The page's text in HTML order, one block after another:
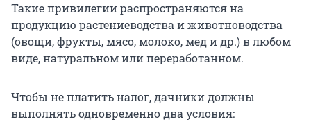
Такие привилегии распространяются на
продукцию растениеводства и животноводства
(овощи, фрукты, мясо, молоко, мед и др.) в любом
виде, натуральном или переработанном.
Чтобы не платить налог, дачники должны
выполнять одновременно два условия: